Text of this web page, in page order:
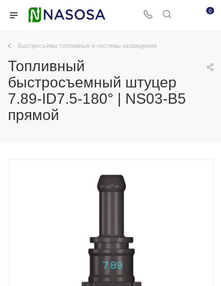
0
Быстросъёмы топливные и системы охлаждения
Топливный
быстросъемный штуцер
7.89-ID7.5-180° | NS03-B5
прямой